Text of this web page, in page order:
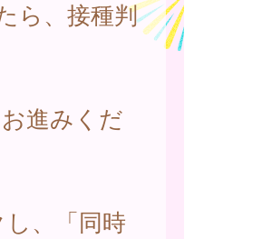
ら、接種判
進みくだ
、「同時